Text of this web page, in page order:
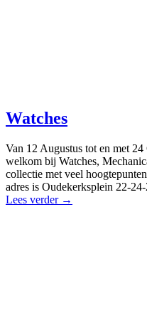
Watches
Van 12 Augustus tot en met
welkom bij Watches,
collectie met veel
adres is Oudekerksplein 22-
Lees verder →